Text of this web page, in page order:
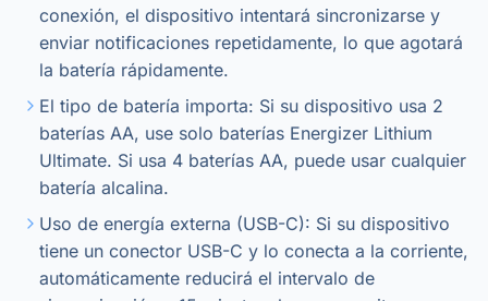
conexión, el dispositivo intentará sincronizarse y
enviar notificaciones repetidamente, lo que agotará
la batería rápidamente.
El tipo de batería importa: Si su dispositivo usa 2
baterías AA, use solo baterías Energizer Lithium
Ultimate. Si usa 4 baterías AA, puede usar cualquier
batería alcalina.
Uso de energía externa (USB-C): Si su dispositivo
tiene un conector USB-C y lo conecta a la corriente,
automáticamente reducirá el intervalo de